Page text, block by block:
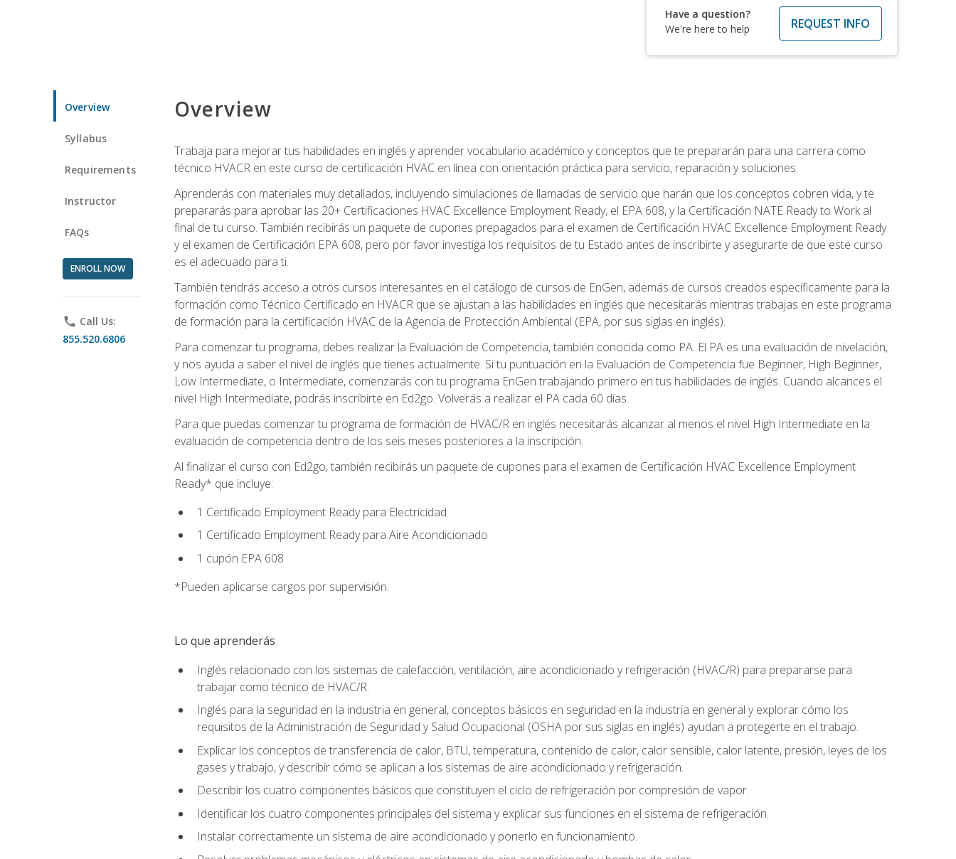
Have a question?
We're here to help
REQUEST INFO
Overview
Syllabus
Requirements
Instructor
FAQs
ENROLL NOW
phone Call Us:
855.520.6806
Overview
Trabaja para mejorar tus habilidades en inglés y aprender vocabulario académico y conceptos que te prepararán para una carrera como
técnico HVACR en este curso de certificación HVAC en línea con orientación práctica para servicio, reparación y soluciones.
Aprenderás con materiales muy detallados, incluyendo simulaciones de llamadas de servicio que harán que los conceptos cobren vida, y te
prepararás para aprobar las 20+ Certificaciones HVAC Excellence Employment Ready, el EPA 608, y la Certificación NATE Ready to Work al
final de tu curso. También recibirás un paquete de cupones prepagados para el examen de Certificación HVAC Excellence Employment Ready
y el examen de Certificación EPA 608, pero por favor investiga los requisitos de tu Estado antes de inscribirte y asegurarte de que este curso
es el adecuado para ti.
También tendrás acceso a otros cursos interesantes en el catálogo de cursos de EnGen, además de cursos creados específicamente para la
formación como Técnico Certificado en HVACR que se ajustan a las habilidades en inglés que necesitarás mientras trabajas en este programa
de formación para la certificación HVAC de la Agencia de Protección Ambiental (EPA, por sus siglas en inglés).
Para comenzar tu programa, debes realizar la Evaluación de Competencia, también conocida como PA. El PA es una evaluación de nivelación,
y nos ayuda a saber el nivel de inglés que tienes actualmente. Si tu puntuación en la Evaluación de Competencia fue Beginner, High Beginner,
Low Intermediate, o Intermediate, comenzarás con tu programa EnGen trabajando primero en tus habilidades de inglés. Cuando alcances el
nivel High Intermediate, podrás inscribirte en Ed2go. Volverás a realizar el PA cada 60 días.
Para que puedas comenzar tu programa de formación de HVAC/R en inglés necesitarás alcanzar al menos el nivel High Intermediate en la
evaluación de competencia dentro de los seis meses posteriores a la inscripción.
Al finalizar el curso con Ed2go, también recibirás un paquete de cupones para el examen de Certificación HVAC Excellence Employment
Ready* que incluye:
1 Certificado Employment Ready para Electricidad
1 Certificado Employment Ready para Aire Acondicionado
1 cupón EPA 608
*Pueden aplicarse cargos por supervisión.
Lo que aprenderás
Inglés relacionado con los sistemas de calefacción, ventilación, aire acondicionado y refrigeración (HVAC/R) para prepararse para
trabajar como técnico de HVAC/R.
Inglés para la seguridad en la industria en general, conceptos básicos en seguridad en la industria en general y explorar cómo los
requisitos de la Administración de Seguridad y Salud Ocupacional (OSHA por sus siglas en inglés) ayudan a protegerte en el trabajo.
Explicar los conceptos de transferencia de calor, BTU, temperatura, contenido de calor, calor sensible, calor latente, presión, leyes de los
gases y trabajo, y describir cómo se aplican a los sistemas de aire acondicionado y refrigeración.
Describir los cuatro componentes básicos que constituyen el ciclo de refrigeración por compresión de vapor.
Identificar los cuatro componentes principales del sistema y explicar sus funciones en el sistema de refrigeración.
Instalar correctamente un sistema de aire acondicionado y ponerlo en funcionamiento.